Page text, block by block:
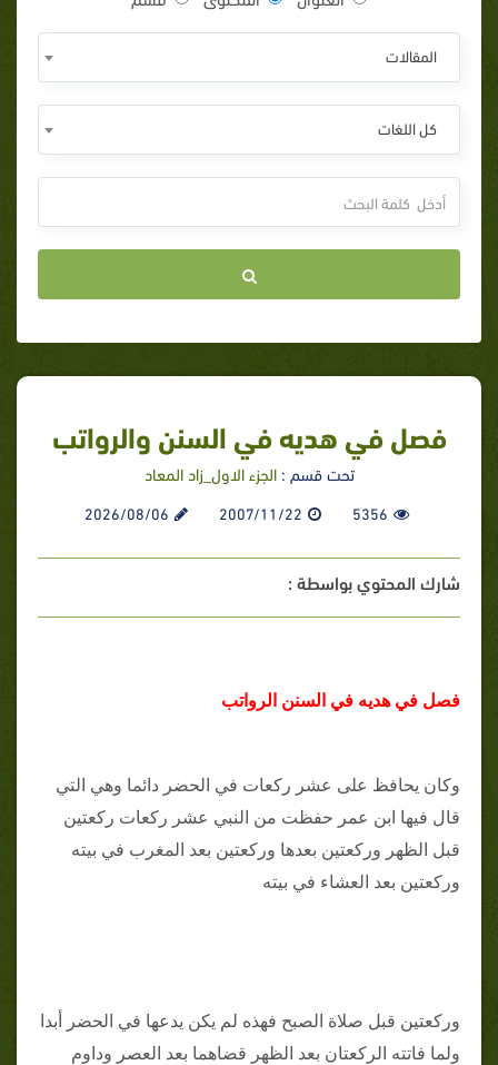
المقالات
كل اللغات
فصل في هديه في السنن والرواتب
تحت قسم :الجزء الاول_زاد المعاد
5356
2007/11/22
2026/08/06
شارك المحتوي بواسطة :
فصل في هديه في السنن الرواتب
وكان يحافظ على عشر ركعات في الحضر دائما وهي التي
قال فيها ابن عمر حفظت من النبي عشر ركعات ركعتين
قبل الظهر وركعتين بعدها وركعتين بعد المغرب في بيته
وركعتين بعد العشاء في بيته
وركعتين قبل صلاة الصبح فهذه لم يكن يدعها في الحضر أبدا
ولما فاتته الركعتان بعد الظهر قضاهما بعد العصر وداوم